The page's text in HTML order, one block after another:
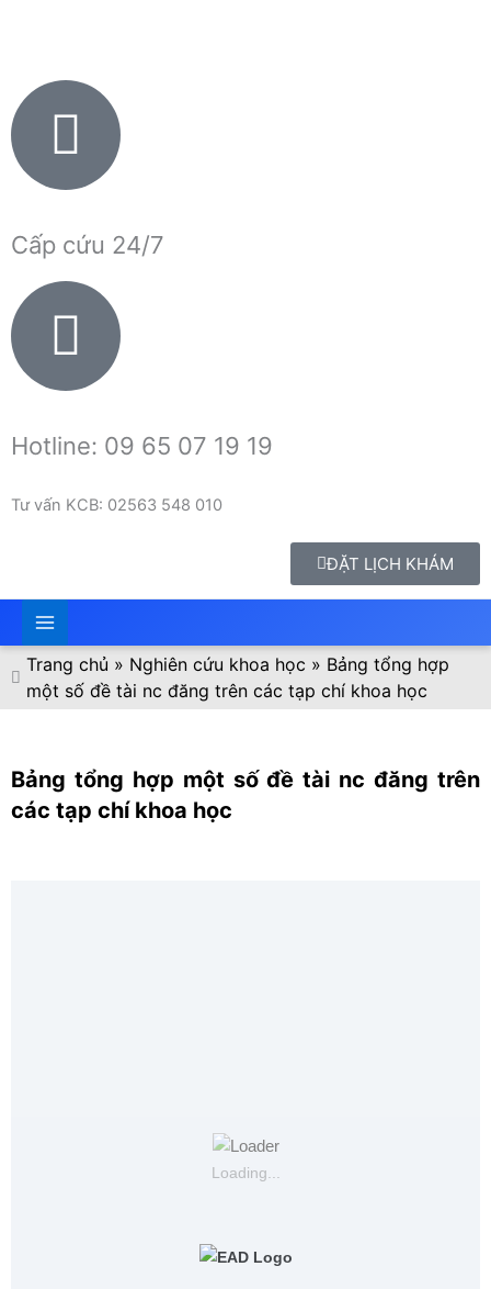
dung
Cấp cứu 24/7
Hotline: 09 65 07 19 19
Tư vấn KCB: 02563 548 010
ĐẶT LỊCH KHÁM
Trang chủ » Nghiên cứu khoa học » Bảng tổng hợp
một số đề tài nc đăng trên các tạp chí khoa học
Bảng tổng hợp một số đề tài nc đăng trên
các tạp chí khoa học
Loading...